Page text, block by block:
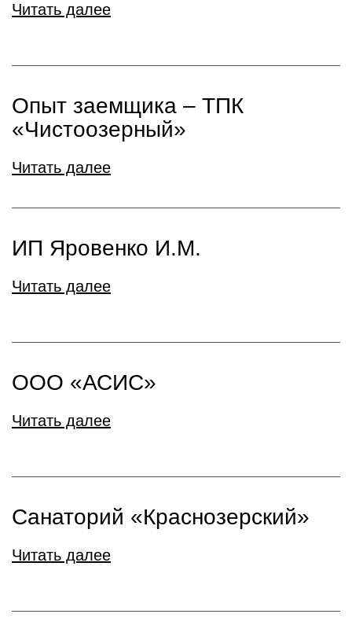
Читать далее
Опыт заемщика – ТПК
«Чистоозерный»
Читать далее
ИП Яровенко И.М.
Читать далее
ООО «АСИС»
Читать далее
Санаторий «Краснозерский»
Читать далее